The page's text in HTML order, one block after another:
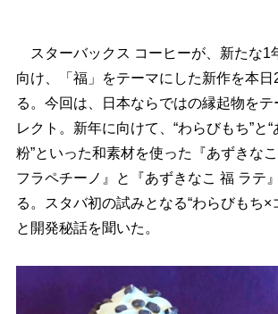
スターバックス コーヒーが、新たな1
向け、「福」をテーマにした新作を本日
る。今回は、日本ならではの縁起物を
レクト。新年に向けて、“わらびもち”と“
粉”といった和素材を使った『あずきな
フラペチーノ』と『あずきなこ 福 ラテ
る。スタバ初の試みとなる“わらびもち×
と開発秘話を聞いた。